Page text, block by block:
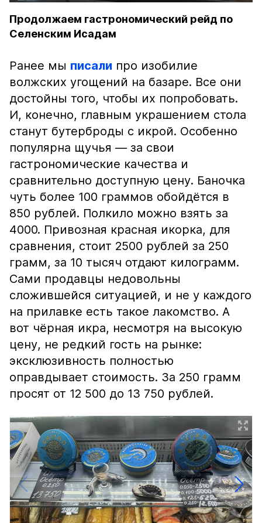
Продолжаем гастрономический рейд по
Селенским Исадам
Ранее мы писали про изобилие
волжских угощений на базаре. Все они
достойны того, чтобы их попробовать.
И, конечно, главным украшением стола
станут бутерброды с икрой. Особенно
популярна щучья — за свои
гастрономические качества и
сравнительно доступную цену. Баночка
чуть более 100 граммов обойдётся в
850 рублей. Полкило можно взять за
4000. Привозная красная икорка, для
сравнения, стоит 2500 рублей за 250
грамм, за 10 тысяч отдают килограмм.
Сами продавцы недовольны
сложившейся ситуацией, и не у каждого
на прилавке есть такое лакомство. А
вот чёрная икра, несмотря на высокую
цену, не редкий гость на рынке:
эксклюзивность полностью
оправдывает стоимость. За 250 грамм
просят от 12 500 до 13 750 рублей.